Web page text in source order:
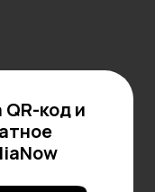
код и